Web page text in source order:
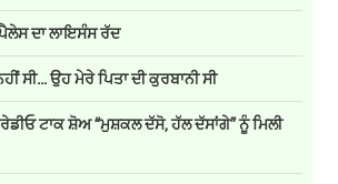
ਦਾ ਲਾਇਸੰਸ ਰੱਦ
ਸੀ… ਉਹ ਮੇਰੇ ਪਿਤਾ ਦੀ ਕੁਰਬਾਨੀ ਸੀ
ਟਾਕ ਸ਼ੋਅ “ਮੁਸ਼ਕਲ ਦੱਸੋ, ਹੱਲ ਦੱਸਾਂਗੇ” ਨੂੰ ਮਿਲੀ